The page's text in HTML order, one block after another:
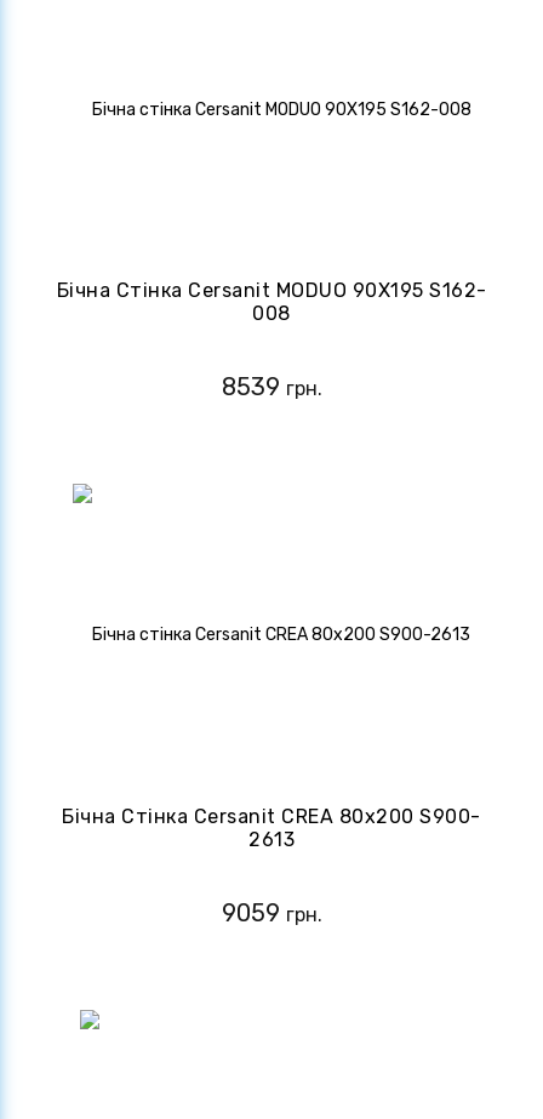
Бічна Стінка Cersanit MODUO 90Х195 S162-
008
8539 грн.
Бічна Стінка Cersanit CREA 80х200 S900-
2613
9059 грн.